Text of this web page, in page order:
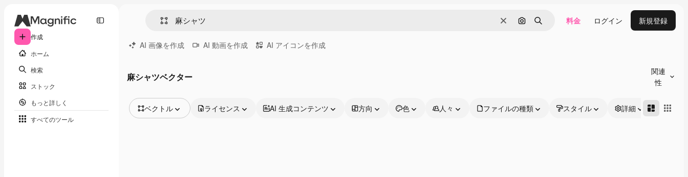
作成
ホーム
検索
ストック
もっと詳しく
すべてのツール
消去 画像で検索
検索 料金 ログイン 新規登録
AI 画像を作成 AI 動画を作成 AI アイコンを作成
麻シャツベクター
関連
性
ベクトル ライセンス AI 生成コンテンツ 方向 色 人々 ファイルの種類 スタイル 詳細